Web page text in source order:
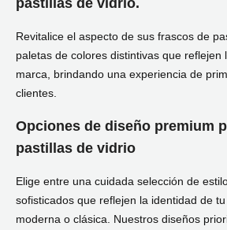
pastillas de vidrio.
Revitalice el aspecto de sus frascos de
paletas de colores distintivas que reflejen
marca, brindando una experiencia de
clientes.
Opciones de diseño premium
pastillas de vidrio
Elige entre una cuidada selección de
sofisticados que reflejen la identidad de
moderna o clásica. Nuestros diseños